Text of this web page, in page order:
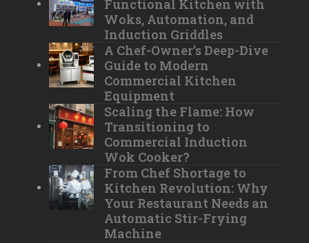
Functional Kitchen with
Woks, Automation, and
Induction Griddles
A Chef-Owner’s Deep-Dive
Guide to Modern
Commercial Kitchen
Equipment
Scaling the Flame: How
Transitioning to
Commercial Induction
Wok Cooker?
From Chef Shortage to
Kitchen Revolution: Why
Your Restaurant Needs an
Automatic Stir-Frying
Machine